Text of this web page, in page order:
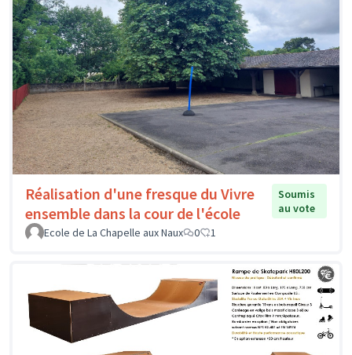
Réalisation d'une fresque du Vivre
ensemble dans la cour de l'école
Soumis
au vote
Ecole de La Chapelle aux Naux
0 1